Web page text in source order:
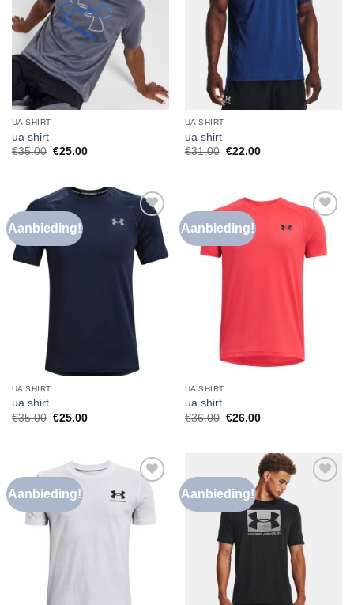
UA SHIRT
ua shirt
€35.00 €25.00
UA SHIRT
ua shirt
€31.00 €22.00
Aanbieding!
Toevoegen
verlanglijst
UA SHIRT
ua shirt
€35.00 €25.00
Aanbieding!
Toevoegen
aan
verlanglijst
UA SHIRT
ua shirt
€36.00 €26.00
Aanbieding!
Toevoegen
aan
verlanglijst
Aanbieding!
verlanglijst